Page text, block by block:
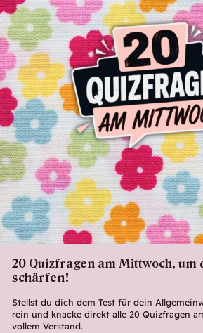
20 Quizfragen am Mittwoch, um
schärfen!
Stellst du dich dem Test für dein
rein und knacke direkt alle 20 Quizfragen
vollem Verstand.